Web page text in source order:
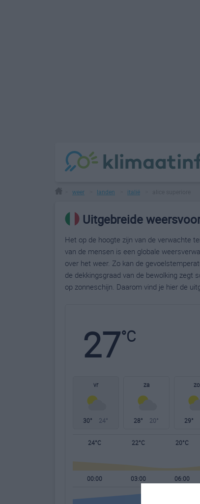
weer landen italië
Uitgebreide
Het op de hoogte zijn van de verwachte
van de mensen is een globale
over het weer. Zo kan de
de dekkingsgraad van de bewolking zegt
op zonneschijn. Daarom vind je hier de
27°C
vr
30° 24°
za
28° 20°
zo
29°
24°C 22°C 20°C
00:00 03:00 06:00